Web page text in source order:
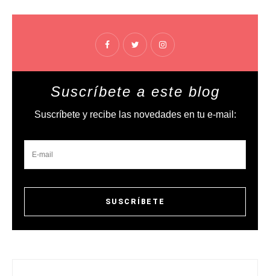
Suscríbete a este blog
Suscríbete y recibe las novedades en tu e-mail: